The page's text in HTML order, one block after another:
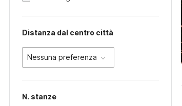
Distanza dal centro città
Nessuna preferenza
N. stanze